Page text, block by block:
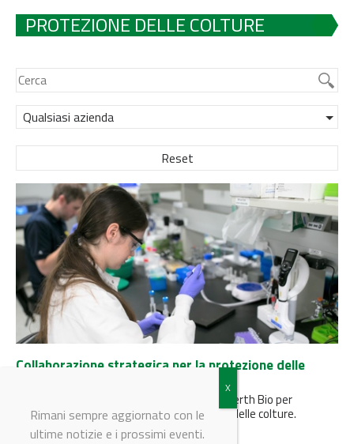
PROTEZIONE DELLE COLTURE
Qualsiasi azienda
Reset
Collaborazione strategica per la protezione delle
Bayer avvia una nuova collaborazione con Oerth Bio per
promuovere l'innovazione nella protezione delle colture.
Rimani sempre aggiornato con le
ultime notizie e i prossimi eventi.